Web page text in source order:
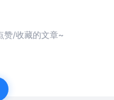
赞/收藏的文章~